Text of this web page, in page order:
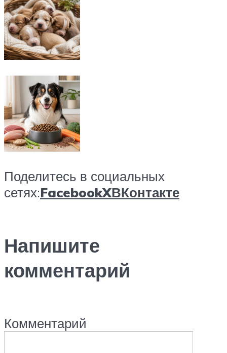
Поделитесь в социальных
сетях:FacebookXВКонтакте
Напишите
комментарий
Комментарий